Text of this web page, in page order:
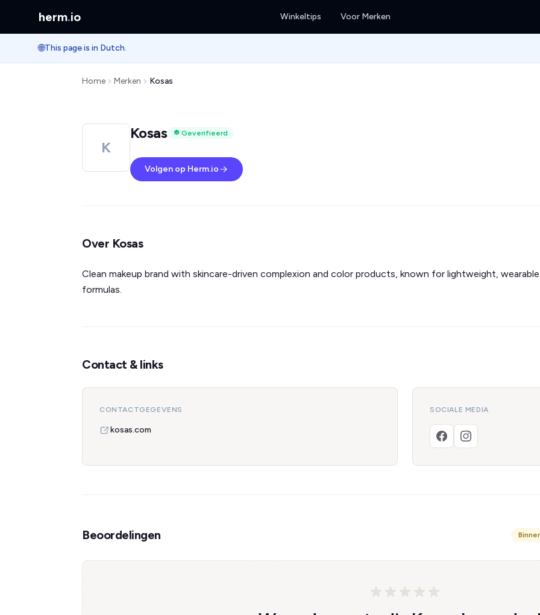
herm.io Winkeltips Voor Merken
🌐This page is in Dutch.
Home Merken Kosas
K
Kosas Geverifieerd
Volgen op Herm.io
Over Kosas
Clean makeup brand with skincare-driven complexion and color products, known for lightweight, wearable
formulas.
Contact & links
CONTACTGEGEVENS
kosas.com
SOCIALE MEDIA
Beoordelingen